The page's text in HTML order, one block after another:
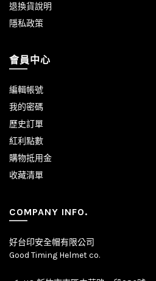
退換貨說明
隱私政策
會員中心
編輯帳號
我的密碼
歷史訂單
紅利點數
購物抵用金
收藏清單
COMPANY INFO.
好台印安全帽有限公司
Good Timing Helmet co.